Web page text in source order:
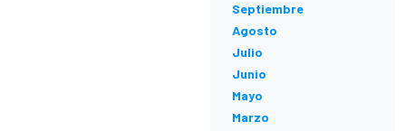
Septiembre
Agosto
Julio
Junio
Mayo
Marzo